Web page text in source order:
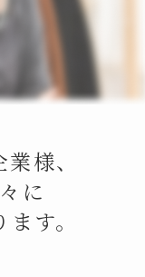
様、
に
す。